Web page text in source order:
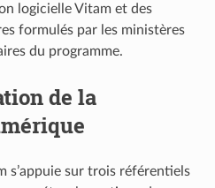
logicielle Vitam et des
formulés par les ministères
du programme.
de la
s’appuie sur trois référentiels